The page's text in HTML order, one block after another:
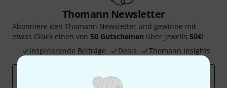
Thomann Newsletter
Abonniere den Thomann Newsletter und gewinne mit
etwas Glück einen von 50 Gutscheinen über jeweils 50€!
Inspirierende Beiträge
Deals Thomann Insights